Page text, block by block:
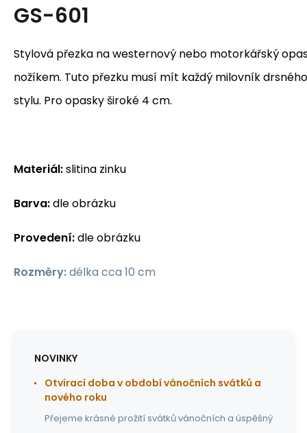
GS-601
Stylová přezka na westernový nebo motorkářský
nožíkem. Tuto přezku musí mít každý milovník
stylu. Pro opasky široké 4 cm.
Materiál:slitina zinku
Barva:dle obrázku
Provedení:dle obrázku
Rozměry:délka cca 10 cm
NOVINKY
Otvírací doba v období vánočních svátků a
nového roku
Přejeme krásné prožití svátků vánočních a úspěšný